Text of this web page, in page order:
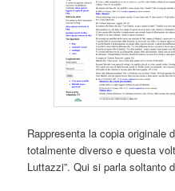
Rappresenta la copia originale
totalmente diverso e questa
Luttazzi”. Qui si parla soltanto